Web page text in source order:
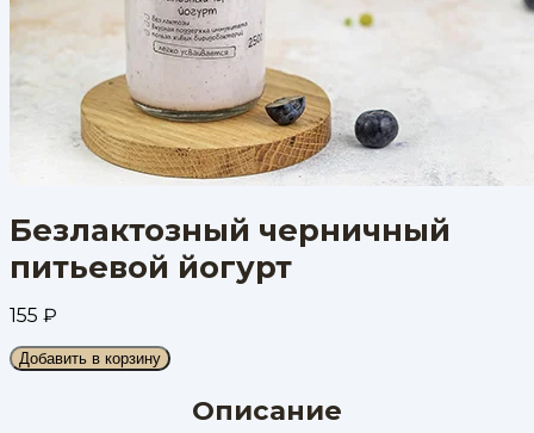
Безлактозный черничный
питьевой йогурт
155 ₽
Добавить в корзину
Описание